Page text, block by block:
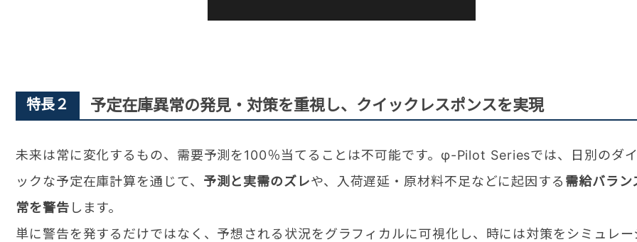
特長２ 予定在庫異常の発見・対策を重視し、クイックレスポンスを実現
未来は常に変化するもの、需要予測を100％当てることは不可能です。φ-Pilot Seriesでは、日別のダ
ックな予定在庫計算を通じて、 予測と実需のズレや、入荷遅延・原材料不足などに起因する 需給バラン
常を警告 します。
単に警告を発するだけではなく、予想される状況をグラフィカルに可視化し、時には対策をシミュレー